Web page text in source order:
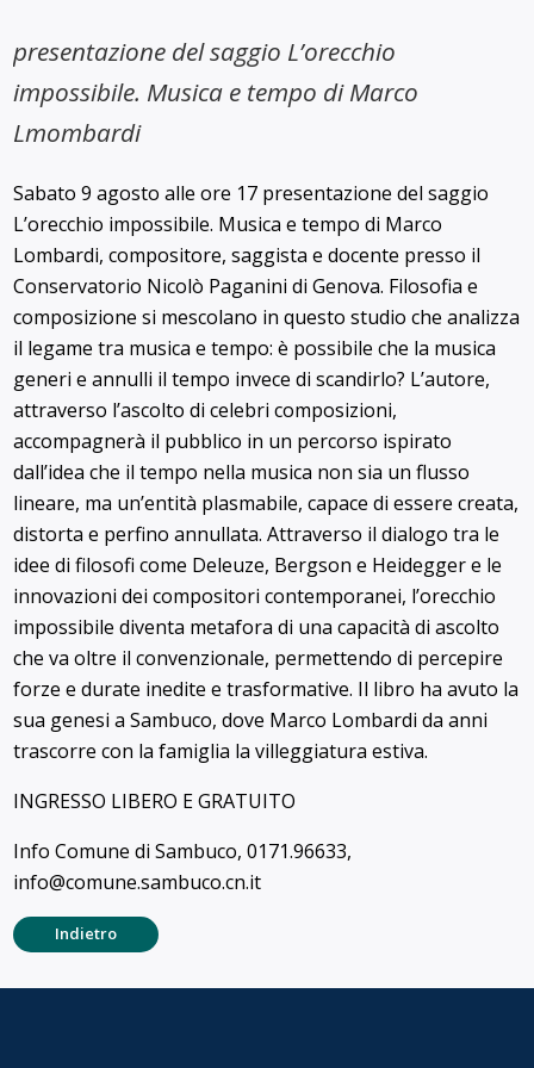
presentazione del saggio L’orecchio
impossibile. Musica e tempo di Marco
Lmombardi
Sabato 9 agosto alle ore 17 presentazione del saggio
L’orecchio impossibile. Musica e tempo di Marco
Lombardi, compositore, saggista e docente presso il
Conservatorio Nicolò Paganini di Genova. Filosofia e
composizione si mescolano in questo studio che analizza
il legame tra musica e tempo: è possibile che la musica
generi e annulli il tempo invece di scandirlo? L’autore,
attraverso l’ascolto di celebri composizioni,
accompagnerà il pubblico in un percorso ispirato
dall’idea che il tempo nella musica non sia un flusso
lineare, ma un’entità plasmabile, capace di essere creata,
distorta e perfino annullata. Attraverso il dialogo tra le
idee di filosofi come Deleuze, Bergson e Heidegger e le
innovazioni dei compositori contemporanei, l’orecchio
impossibile diventa metafora di una capacità di ascolto
che va oltre il convenzionale, permettendo di percepire
forze e durate inedite e trasformative. Il libro ha avuto la
sua genesi a Sambuco, dove Marco Lombardi da anni
trascorre con la famiglia la villeggiatura estiva.
INGRESSO LIBERO E GRATUITO
Info Comune di Sambuco, 0171.96633,
info@comune.sambuco.cn.it
Indietro